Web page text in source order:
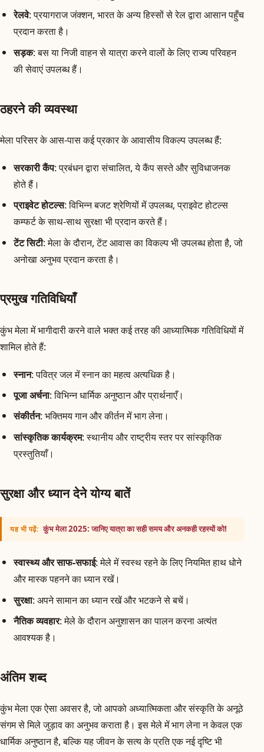
रेलवे: प्रयागराज जंक्शन, भारत के अन्य हिस्सों से रेल द्वारा आसान पहुँच
प्रदान करता है।
सड़क: बस या निजी वाहन से यात्रा करने वालों के लिए राज्य परिवहन
की सेवाएं उपलब्ध हैं।
ठहरने की व्यवस्था
मेला परिसर के आस-पास कई प्रकार के आवासीय विकल्प उपलब्ध हैं:
सरकारी कैंप: प्रबंधन द्वारा संचालित, ये कैंप सस्ते और सुविधाजनक
होते हैं।
प्राइवेट होटल्स: विभिन्न बजट श्रेणियों में उपलब्ध, प्राइवेट होटल्स
कम्फर्ट के साथ-साथ सुरक्षा भी प्रदान करते हैं।
टेंट सिटी: मेला के दौरान, टेंट आवास का विकल्प भी उपलब्ध होता है, जो
अनोखा अनुभव प्रदान करता है।
प्रमुख गतिविधियाँ
कुंभ मेला में भागीदारी करने वाले भक्त कई तरह की आध्यात्मिक गतिविधियों में
शामिल होते हैं:
स्नान: पवित्र जल में स्नान का महत्व अत्यधिक है।
पूजा अर्चना: विभिन्न धार्मिक अनुष्ठान और प्रार्थनाएँ।
संकीर्तन: भक्तिमय गान और कीर्तन में भाग लेना।
सांस्कृतिक कार्यक्रम: स्थानीय और राष्ट्रीय स्तर पर सांस्कृतिक
प्रस्तुतियाँ।
सुरक्षा और ध्यान देने योग्य बातें
यह भी पढ़ें: कुंभ मेला 2025: जानिए यात्रा का सही समय और अनकही रहस्यों को!
स्वास्थ्य और साफ-सफाई: मेले में स्वस्थ रहने के लिए नियमित हाथ धोने
और मास्क पहनने का ध्यान रखें।
सुरक्षा: अपने सामान का ध्यान रखें और भटकने से बचें।
नैतिक व्यवहार: मेले के दौरान अनुशासन का पालन करना अत्यंत
आवश्यक है।
अंतिम शब्द
कुंभ मेला एक ऐसा अवसर है, जो आपको अध्यात्मिकता और संस्कृति के अनूठे
संगम से मिले जुड़ाव का अनुभव कराता है। इस मेले में भाग लेना न केवल एक
धार्मिक अनुष्ठान है, बल्कि यह जीवन के सत्य के प्रति एक नई दृष्टि भी